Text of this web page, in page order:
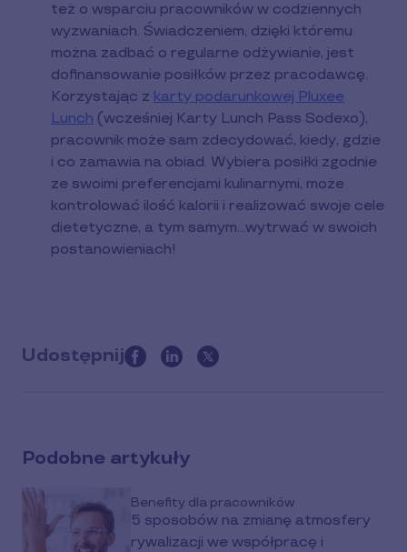
też o wsparciu pracowników w codziennych
wyzwaniach. Świadczeniem, dzięki któremu
można zadbać o regularne odżywianie, jest
dofinansowanie posiłków przez pracodawcę.
Korzystając z karty podarunkowej Pluxee
Lunch (wcześniej Karty Lunch Pass Sodexo),
pracownik może sam zdecydować, kiedy, gdzie
i co zamawia na obiad. Wybiera posiłki zgodnie
ze swoimi preferencjami kulinarnymi, może
kontrolować ilość kalorii i realizować swoje cele
dietetyczne, a tym samym…wytrwać w swoich
postanowieniach!
Udostępnij
this
media
Podobne artykuły
Benefity dla pracowników
5 sposobów na zmianę atmosfery
rywalizacji we współpracę i